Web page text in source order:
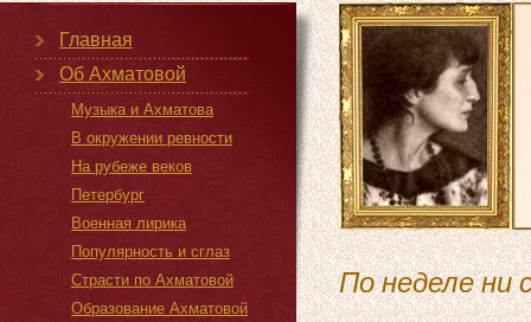
Главная
Об Ахматовой
Музыка и Ахматова
В окружении ревности
На рубеже веков
Петербург
Военная лирика
Популярность и сглаз
Страсти по Ахматовой
Образование Ахматовой
По неделе ни